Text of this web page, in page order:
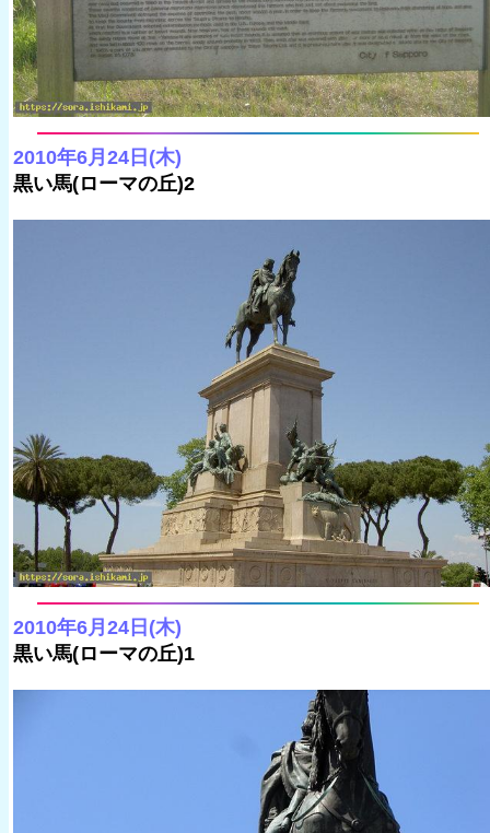
2010年6月24日(木)
黒い馬(ローマの丘)2
2010年6月24日(木)
黒い馬(ローマの丘)1